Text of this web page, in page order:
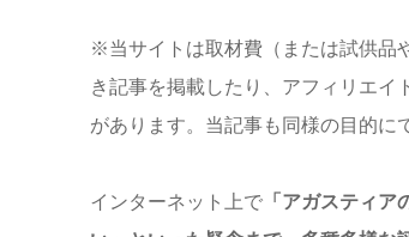
※当サイトは取材費（または試供品
き記事を掲載したり、アフィリエイ
があります。当記事も同様の目的に
インターネット上で「アガスティア